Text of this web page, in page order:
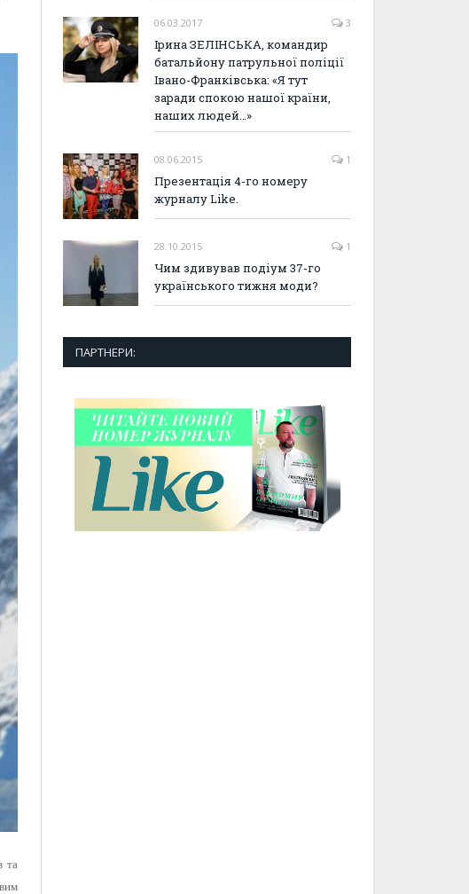
та
06.03.2017 3
Ірина ЗЕЛІНСЬКА, командир
батальйону патрульної поліції
Івано-Франківська: «Я тут
заради спокою нашої країни,
наших людей…»
08.06.2015 1
Презентація 4-го номеру
журналу Like.
28.10.2015 1
Чим здивував подіум 37-го
українського тижня моди?
ПАРТНЕРИ: